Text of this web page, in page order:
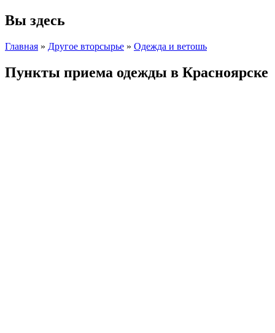
Вы здесь
Главная » Другое вторсырье » Одежда и ветошь
Пункты приема одежды в Красноярске